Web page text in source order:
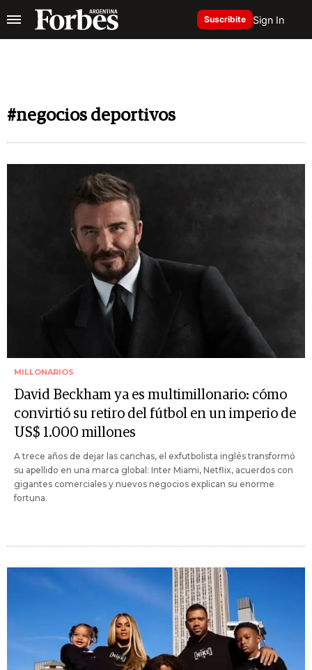
Suscribite Sign In
#negocios deportivos
MILLONARIOS
David Beckham ya es multimillonario: cómo
convirtió su retiro del fútbol en un imperio de
US$ 1.000 millones
A trece años de dejar las canchas, el exfutbolista inglés transformó
su apellido en una marca global: Inter Miami, Netflix, acuerdos con
gigantes comerciales y nuevos negocios explican su enorme
fortuna.